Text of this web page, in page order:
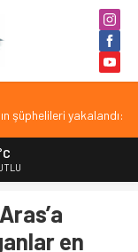
şüphelileri yakalandı:
dünya finalinde
en